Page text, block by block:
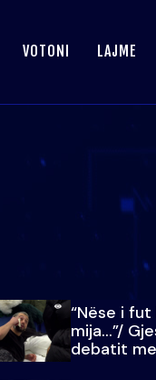
VOTONI LAJME
“Nëse i
mija…”/
debatit
paralajmëroj